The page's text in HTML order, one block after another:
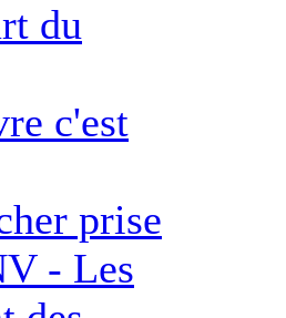
du
c'est
prise
- Les